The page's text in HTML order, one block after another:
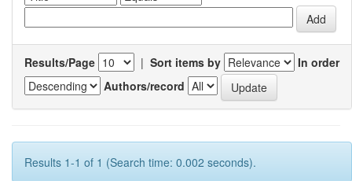
Results/Page | Sort items by
In order
Authors/record
Results 1-1 of 1 (Search time: 0.002 seconds).